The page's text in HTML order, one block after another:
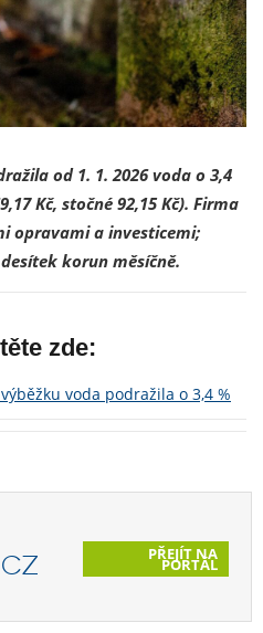
od 1. 1. 2026 voda o 3,4
Kč, stočné 92,15 Kč). Firma
opravami a investicemi;
korun měsíčně.
zde:
voda podražila o 3,4 %
PŘEJÍT NA
PORTÁL